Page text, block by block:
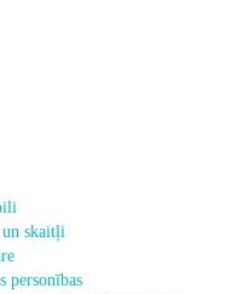
skaitļi
personības